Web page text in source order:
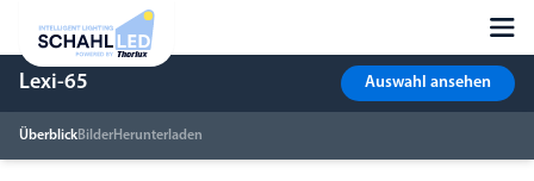
Lexi-65
ÜberblickBilderHerunterladen
Auswahl ansehen